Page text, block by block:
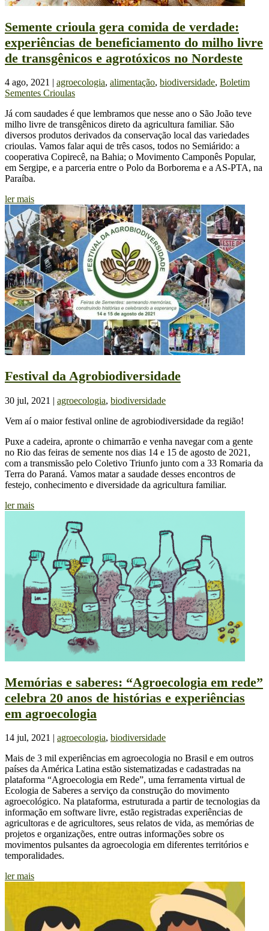
Semente crioula gera comida de verdade:
experiências de beneficiamento do milho livre
de transgênicos e agrotóxicos no Nordeste
4 ago, 2021 | agroecologia, alimentação, biodiversidade, Boletim
Sementes Crioulas
Já com saudades é que lembramos que nesse ano o São João teve
milho livre de transgênicos direto da agricultura familiar. São
diversos produtos derivados da conservação local das variedades
crioulas. Vamos falar aqui de três casos, todos no Semiárido: a
cooperativa Copirecê, na Bahia; o Movimento Camponês Popular,
em Sergipe, e a parceria entre o Polo da Borborema e a AS-PTA, na
Paraíba.
ler mais
Festival da Agrobiodiversidade
30 jul, 2021 | agroecologia, biodiversidade
Vem aí o maior festival online de agrobiodiversidade da região!
Puxe a cadeira, apronte o chimarrão e venha navegar com a gente
no Rio das feiras de semente nos dias 14 e 15 de agosto de 2021,
com a transmissão pelo Coletivo Triunfo junto com a 33 Romaria da
Terra do Paraná. Vamos matar a saudade desses encontros de
festejo, conhecimento e diversidade da agricultura familiar.
ler mais
Memórias‌ ‌e‌ ‌saberes:‌ ‌“Agroecologia‌ ‌em‌ ‌rede”‌
‌celebra‌ ‌20‌ ‌anos‌ ‌de‌ ‌histórias‌ ‌e experiências‌
‌em‌ ‌agroecologia‌
14 jul, 2021 | agroecologia, biodiversidade
Mais de 3 mil experiências em agroecologia no Brasil e em outros
países da América Latina estão sistematizadas e cadastradas na
plataforma “Agroecologia em Rede”, uma ferramenta virtual de
Ecologia de Saberes a serviço da construção do movimento
agroecológico. Na plataforma, estruturada a partir de tecnologias da
informação em software livre, estão registradas experiências de
agricultoras e de agricultores, seus relatos de vida, as memórias de
projetos e organizações, entre outras informações sobre os
movimentos pulsantes da agroecologia em diferentes territórios e
temporalidades.
ler mais